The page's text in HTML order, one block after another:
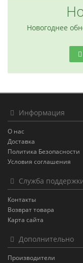
Новогоднее
Информация
О нас
Доставка
Политика Безопасности
Условия соглашения
Служба
Контакты
Возврат товара
Карта сайта
Дополнительно
Производители